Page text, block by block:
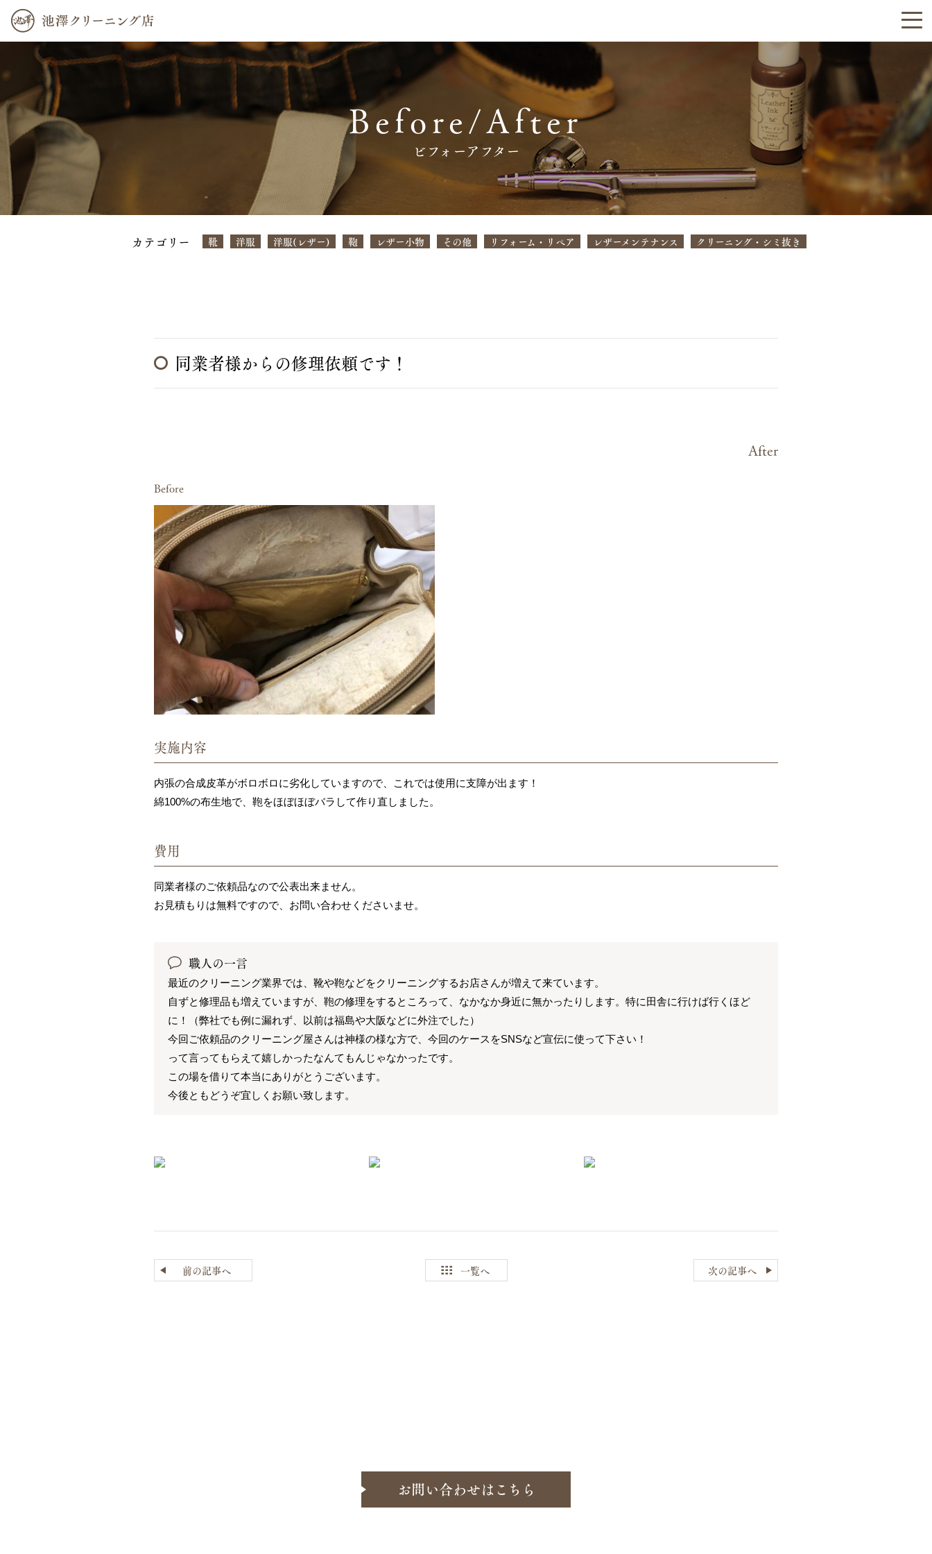
ホーム
新着情報
ビフォーアフター
お問い合わせ
0287-54-0132
受付時間：月曜日〜土曜日 8:00〜19:00 ※木曜日のみ8:00~14:30
Before/After
ビフォーアフター
カテゴリー 靴 洋服 洋服(レザー) 鞄 レザー小物 その他 リフォーム・リペア レザーメンテナンス クリーニング・シミ抜き
同業者様からの修理依頼です！
Before
After
実施内容
内張の合成皮革がボロボロに劣化していますので、これでは使用に支障が出ます！
綿100%の布生地で、鞄をほぼほぼバラして作り直しました。
費用
同業者様のご依頼品なので公表出来ません。
お見積もりは無料ですので、お問い合わせくださいませ。
職人の一言
最近のクリーニング業界では、靴や鞄などをクリーニングするお店さんが増えて来ています。
自ずと修理品も増えていますが、鞄の修理をするところって、なかなか身近に無かったりします。特に田舎に行けば行くほど
に！（弊社でも例に漏れず、以前は福島や大阪などに外注でした）
今回ご依頼品のクリーニング屋さんは神様の様な方で、今回のケースをSNSなど宣伝に使って下さい！
って言ってもらえて嬉しかったなんてもんじゃなかったです。
この場を借りて本当にありがとうございます。
今後ともどうぞ宜しくお願い致します。
前の記事へ 一覧へ 次の記事へ
お問い合わせはこちら